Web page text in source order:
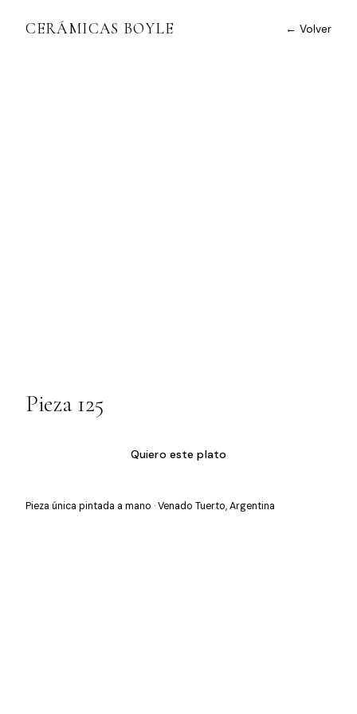
CERÁMICAS BOYLE ← Volver
Pieza 125
Quiero este plato
Pieza única pintada a mano · Venado Tuerto, Argentina